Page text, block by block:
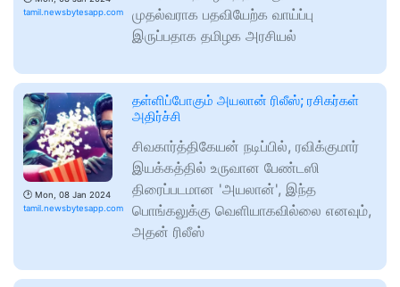
tamil.newsbytesapp.com
முதல்வராக பதவியேற்க வாய்ப்பு
இருப்பதாக தமிழக அரசியல்
🕑 Mon, 08 Jan 2024
tamil.newsbytesapp.com
தள்ளிப்போகும் அயலான் ரிலீஸ்; ரசிகர்கள்
அதிர்ச்சி
சிவகார்த்திகேயன் நடிப்பில், ரவிக்குமார்
இயக்கத்தில் உருவான பேண்டஸி
திரைப்படமான 'அயலான்', இந்த
பொங்கலுக்கு வெளியாகவில்லை எனவும்,
அதன் ரிலீஸ்